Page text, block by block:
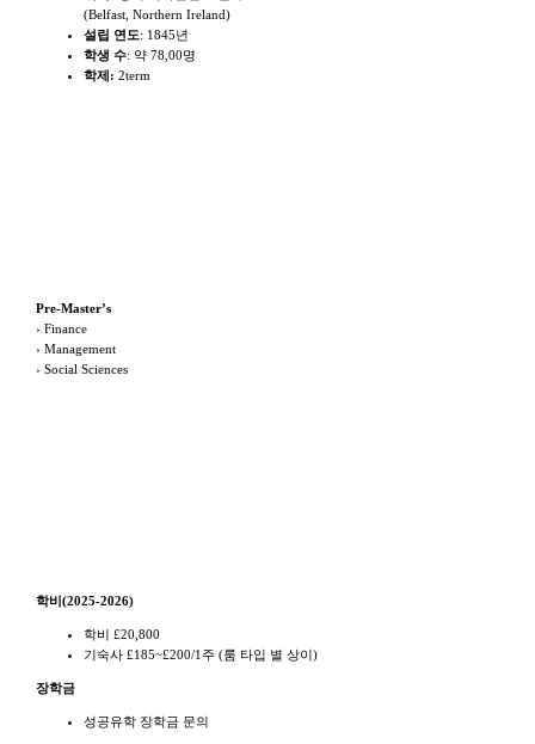
(Belfast, Northern Ireland)
설립 연도: 1845년
학생 수: 약 78,00명
학제:2term
Pre-Master’s
› Finance
› Management
› Social Sciences
학비(2025-2026)
학비 £20,800
기숙사 £185~£200/1주 (룸 타입 별 상이)
장학금
성공유학 장학금 문의